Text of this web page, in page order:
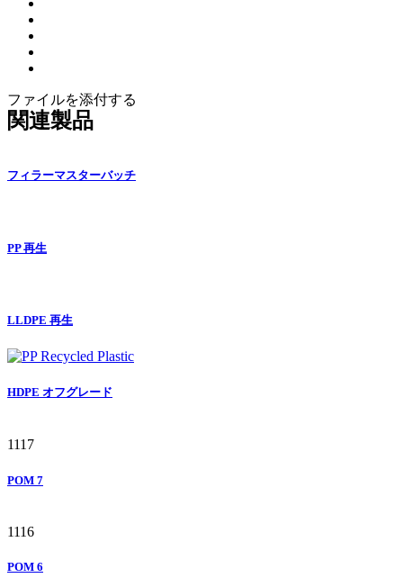
ファイルを添付する
関連製品
フィラーマスターバッチ
PP 再生
LLDPE 再生
HDPE オフグレード
1117
POM 7
1116
POM 6